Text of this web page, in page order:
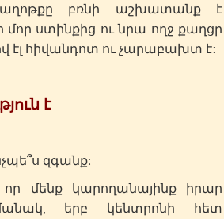
աղոթքը բռնի աշխատանք է
ստինքից ու նրա ողջ քաղցր
էլ հիվանդոտ ու չարաբախտ է:
է
զգանք:
մենք կարողանայինք իրար
երբ կենտրոնի հետ